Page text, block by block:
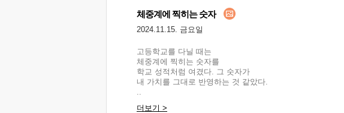
체중계에 찍히는 숫자
2024.11.15. 금요일
고등학교를 다닐 때는
체중계에 찍히는 숫자를
학교 성적처럼 여겼다. 그 숫자가
내 가치를 그대로 반영하는 것 같았다.
더보기 >